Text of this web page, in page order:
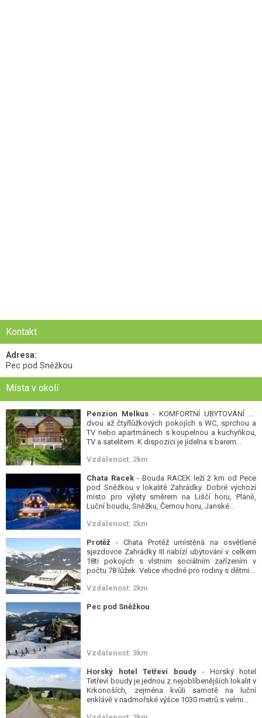
Kontakt
Adresa:
Pec pod Sněžkou
Místa v okolí
Penzion Melkus - KOMFORTNÍ UBYTOVÁNÍ ve
dvou až čtyřlůžkových pokojích s WC, sprchou a
TV nebo apartmánech s koupelnou a kuchyňkou,
TV a satelitem. K dispozici je jídelna s barem...
Vzdálenost: 2km
Chata Racek - Bouda RACEK leží 2 km od Pece
pod Sněžkou v lokalitě Zahrádky. Dobré výchozí
místo pro výlety směrem na Liščí horu, Pláně,
Luční boudu, Sněžku, Černou horu, Janské...
Vzdálenost: 2km
Protěž - Chata Protěž umístěná na osvětlené
sjezdovce Zahrádky III nabízí ubytování v celkem
18ti pokojích s vlstním sociálním zařízením v
počtu 78 lůžek. Velice vhodné pro rodiny s dětmi...
Vzdálenost: 2km
Pec pod Sněžkou
Vzdálenost: 3km
Horský hotel Tetřeví boudy- Horský hotel
Tetřeví boudy je jednou z nejoblíbenějších lokalit v
Krkonoších, zejména kvůli samotě na luční
enklávě v nadmořské výšce 1030 metrů s velmi...